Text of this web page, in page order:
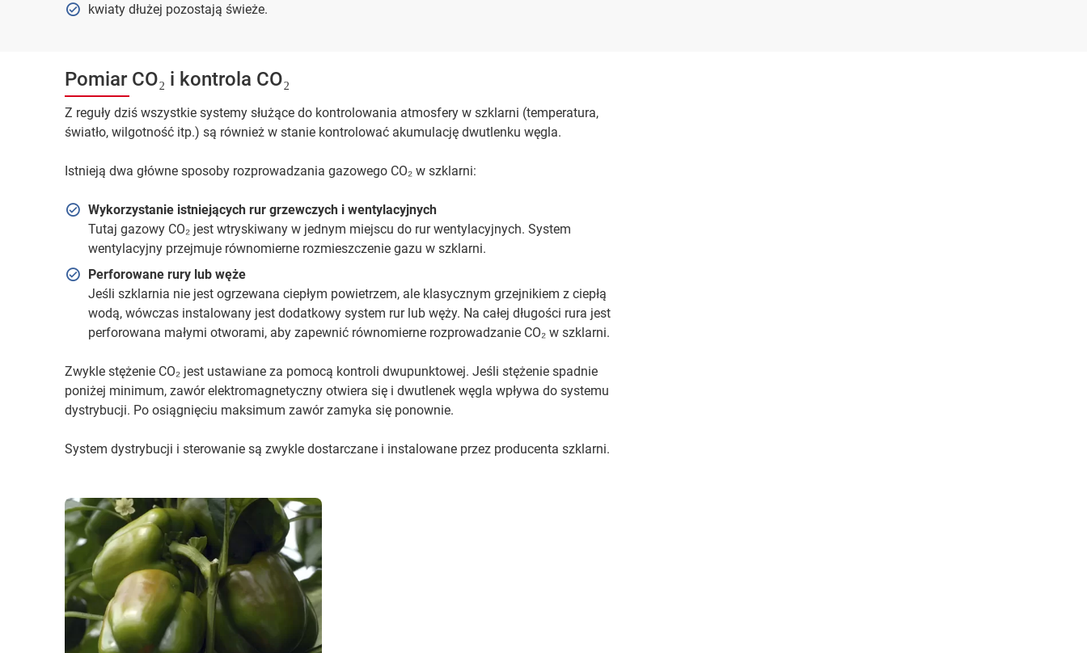
kwiaty dłużej pozostają świeże.
Pomiar CO₂ i kontrola CO₂
Z reguły dziś wszystkie systemy służące do kontrolowania atmosfery w szklarni (temperatura,
światło, wilgotność itp.) są również w stanie kontrolować akumulację dwutlenku węgla.
Istnieją dwa główne sposoby rozprowadzania gazowego CO₂ w szklarni:
Wykorzystanie istniejących rur grzewczych i wentylacyjnych
Tutaj gazowy CO₂ jest wtryskiwany w jednym miejscu do rur wentylacyjnych. System
wentylacyjny przejmuje równomierne rozmieszczenie gazu w szklarni.
Perforowane rury lub węże
Jeśli szklarnia nie jest ogrzewana ciepłym powietrzem, ale klasycznym grzejnikiem z ciepłą
wodą, wówczas instalowany jest dodatkowy system rur lub węży. Na całej długości rura jest
perforowana małymi otworami, aby zapewnić równomierne rozprowadzanie CO₂ w szklarni.
Zwykle stężenie CO₂ jest ustawiane za pomocą kontroli dwupunktowej. Jeśli stężenie spadnie
poniżej minimum, zawór elektromagnetyczny otwiera się i dwutlenek węgla wpływa do systemu
dystrybucji. Po osiągnięciu maksimum zawór zamyka się ponownie.
System dystrybucji i sterowanie są zwykle dostarczane i instalowane przez producenta szklarni.